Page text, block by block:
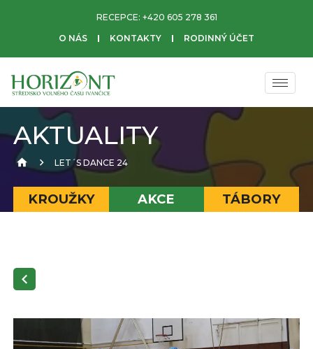
RECEPCE: +420 605 278 361
O NÁS
KONTAKTY RODINNÝ ÚČET
AKTUALITY
LET´S DANCE 24
KROUŽKY AKCE TÁBORY